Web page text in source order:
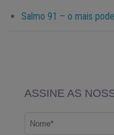
Salmo 91 – o mais